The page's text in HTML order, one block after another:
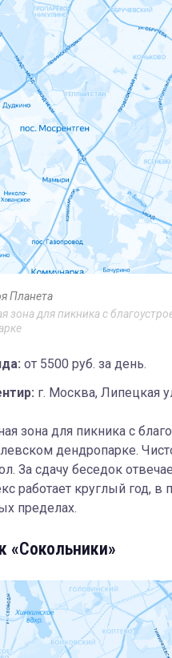
Планета
зона для пикника с
от 5500 руб. за день.
г. Москва, Липецкая
зона для пикника с
дендропарке.
За сдачу беседок
работает круглый год,
пределах.
«Сокольники»